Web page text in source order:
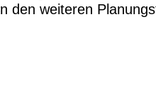
den weiteren